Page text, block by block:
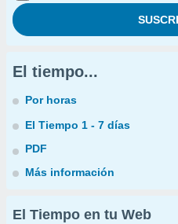
El tiempo...
Por horas
El Tiempo 1 - 7 días
PDF
Más información
El Tiempo en tu Web